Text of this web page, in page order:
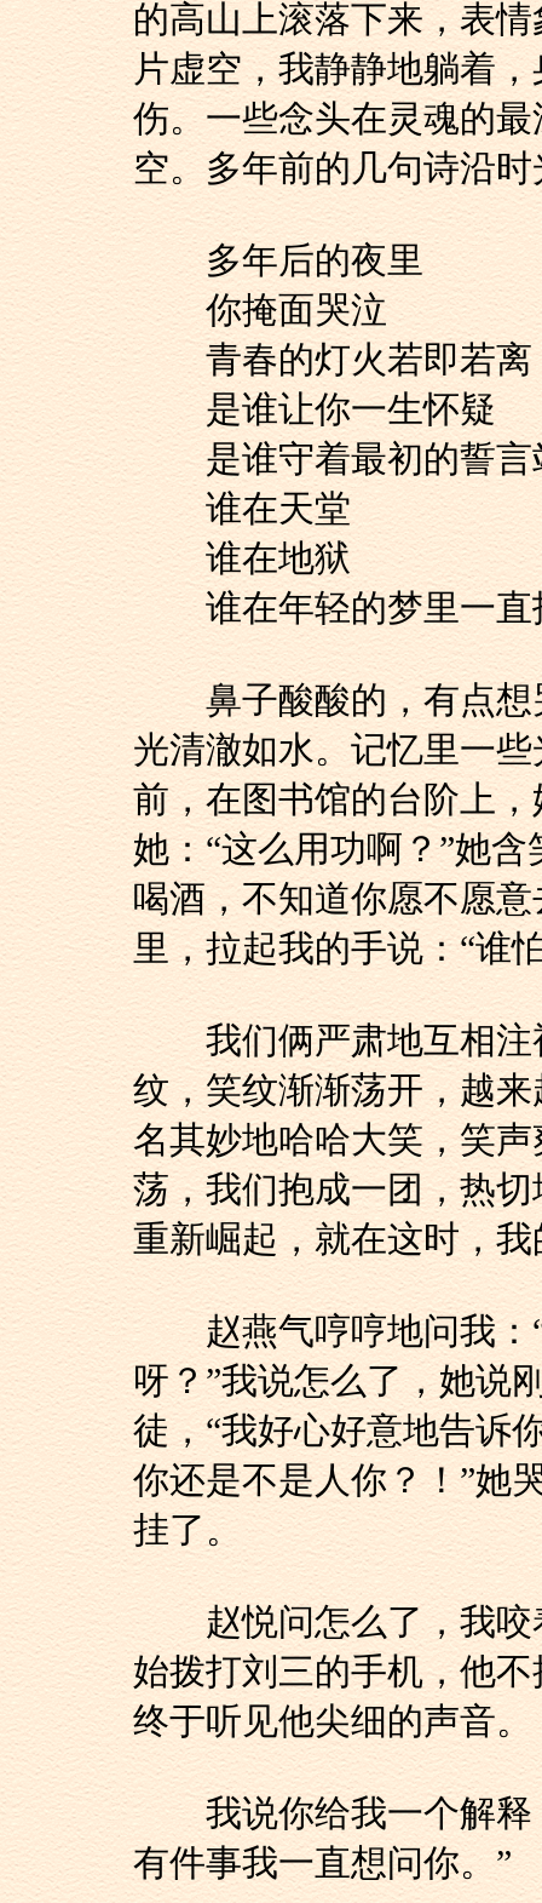
的高山上滚落下来，表
片虚空，我静静地躺着
伤。一些念头在灵魂的
空。多年前的几句诗沿
多年后的夜里
你掩面哭泣
青春的灯火若即若离
是谁让你一生怀疑
是谁守着最初的誓言
谁在天堂
谁在地狱
谁在年轻的梦里一
鼻子酸酸的，有点想
光清澈如水。记忆里一
前，在图书馆的台阶上
她：“这么用功啊？”她
喝酒，不知道你愿不愿
里，拉起我的手说：“谁
我们俩严肃地互相注
纹，笑纹渐渐荡开，越
名其妙地哈哈大笑，笑
荡，我们抱成一团，热
重新崛起，就在这时，
赵燕气哼哼地问我：“
呀？”我说怎么了，她说
徒，“我好心好意地告诉
你还是不是人你？！”她
挂了。
赵悦问怎么了，我咬
始拨打刘三的手机，他
终于听见他尖细的声音。
我说你给我一个解释
有件事我一直想问你。”